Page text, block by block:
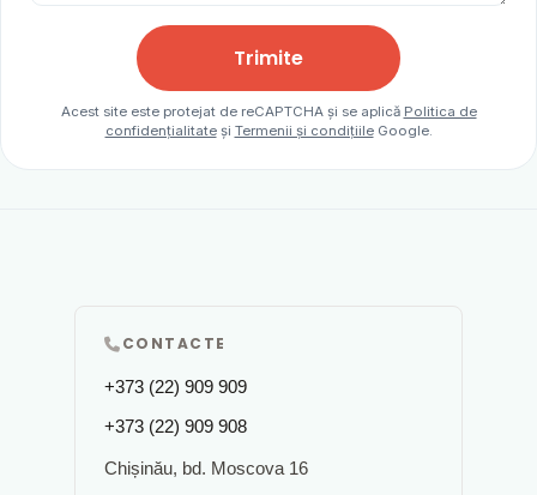
Trimite
Acest site este protejat de reCAPTCHA și se aplică Politica de
confidențialitateși Termenii și condițiileGoogle.
CONTACTE
+373 (22) 909 909
+373 (22) 909 908
Chișinău, bd. Moscova 16